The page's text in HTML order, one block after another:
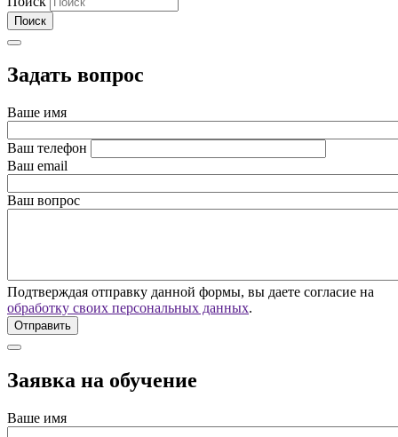
Задать вопрос
Ваше имя
Ваш телефон
Ваш email
Ваш вопрос
Подтверждая отправку данной формы, вы даете согласие на
обработку своих персональных данных.
Заявка на обучение
Ваше имя